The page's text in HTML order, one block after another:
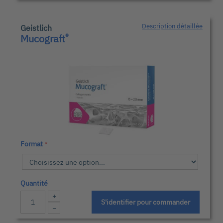
Geistlich
Mucograft®
Description détaillée
Format
Quantité
+
−
S'identifier pour commander